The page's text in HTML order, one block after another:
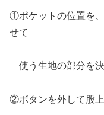
①ポケットの位置を
せて
使う生地の部分を
②ボタンを外して股